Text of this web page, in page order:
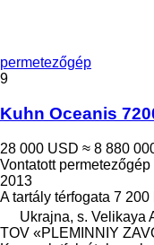
permetezőgép
9
Kuhn Oceanis
28 000 USD ≈ 8 880
Vontatott permetezőgép
2013
A tartály térfogata 7 200 l
Ukrajna, s. Velikaya
TOV «PLEMINNIY